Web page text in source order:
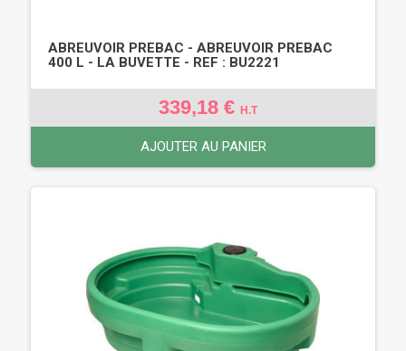
ABREUVOIR PREBAC - ABREUVOIR PREBAC
400 L - LA BUVETTE - REF : BU2221
339,18 € H.T
AJOUTER AU PANIER